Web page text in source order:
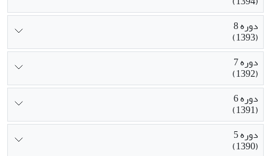
دوره 8
(1393)
دوره 7
(1392)
دوره 6
(1391)
دوره 5
(1390)